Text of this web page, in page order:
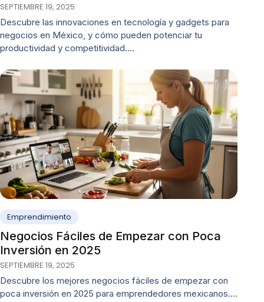
SEPTIEMBRE 19, 2025
Descubre las innovaciones en tecnología y gadgets para
negocios en México, y cómo pueden potenciar tu
productividad y competitividad.…
Emprendimiento
Negocios Fáciles de Empezar con Poca
Inversión en 2025
SEPTIEMBRE 19, 2025
Descubre los mejores negocios fáciles de empezar con
poca inversión en 2025 para emprendedores mexicanos.…